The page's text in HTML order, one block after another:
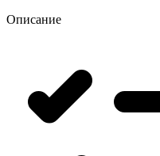
Описание